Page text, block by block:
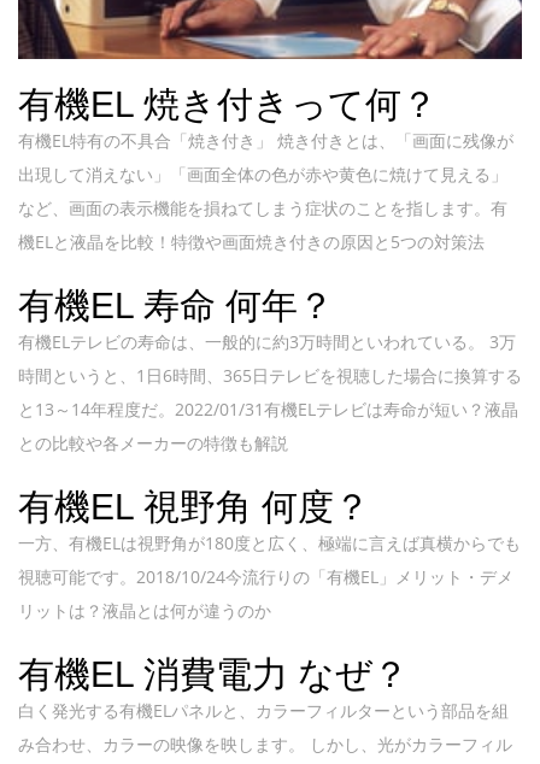
有機EL 焼き付きって何？
有機EL特有の不具合「焼き付き」 焼き付きとは、「画面に残像が
出現して消えない」「画面全体の色が赤や黄色に焼けて見える」
など、画面の表示機能を損ねてしまう症状のことを指します。有
機ELと液晶を比較！特徴や画面焼き付きの原因と5つの対策法
有機EL 寿命 何年？
有機ELテレビの寿命は、一般的に約3万時間といわれている。 3万
時間というと、1日6時間、365日テレビを視聴した場合に換算する
と13～14年程度だ。2022/01/31有機ELテレビは寿命が短い？液晶
との比較や各メーカーの特徴も解説
有機EL 視野角 何度？
一方、有機ELは視野角が180度と広く、極端に言えば真横からでも
視聴可能です。2018/10/24今流行りの「有機EL」メリット・デメ
リットは？液晶とは何が違うのか
有機EL 消費電力 なぜ？
白く発光する有機ELパネルと、カラーフィルターという部品を組
み合わせ、カラーの映像を映します。 しかし、光がカラーフィル